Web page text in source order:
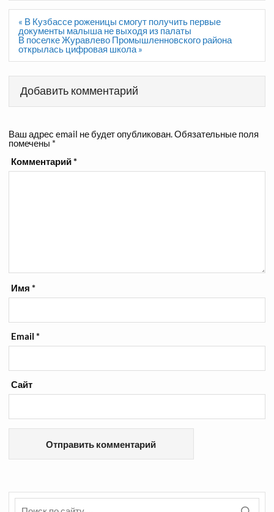
Навигация
по
записям
« В Кузбассе роженицы смогут получить первые
документы малыша не выходя из палаты
В поселке Журавлево Промышленновского района
открылась цифровая школа »
Добавить комментарий
Ваш адрес email не будет опубликован.Обязательные поля
помечены *
Комментарий*
Имя*
Email*
Сайт